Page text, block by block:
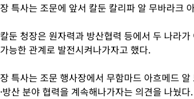
장 특사는 조문에 앞서 칼둔 칼리파 알 무바라크
칼둔 청장은 원자력과 방산협력 등에서 두 나라
가능한 관계로 발전시켜나가자고 했다.
장 특사는 조문 행사장에서 무함마드 아흐메드
·방산 분야 협력을 계속해나가자는 의견을 나눴다.